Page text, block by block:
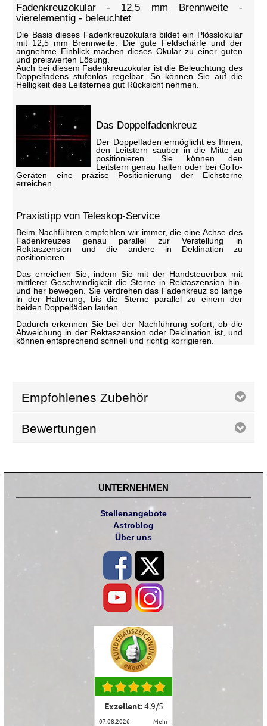
Fadenkreuzokular - 12,5 mm Brennweite -
vierelementig - beleuchtet
Die Basis dieses Fadenkreuzokulars bildet ein Plösslokular
mit 12,5 mm Brennweite. Die gute Feldschärfe und der
angnehme Einblick machen dieses Okular zu einer guten
und preiswerten Lösung.
Auch bei diesem Fadenkreuzokular ist die Beleuchtung des
Doppelfadens stufenlos regelbar. So können Sie auf die
Helligkeit des Leitsternes gut Rücksicht nehmen.
Das Doppelfadenkreuz
Der Doppelfaden ermöglicht es Ihnen,
den Leitstern sauber in die Mitte zu
positionieren. Sie können den
Leitstern genau halten oder bei GoTo-
Geräten eine präzise Positionierung der Eichsterne
erreichen.
Praxistipp von Teleskop-Service
Beim Nachführen empfehlen wir immer, die eine Achse des
Fadenkreuzes genau parallel zur Verstellung in
Rektaszension und die andere in Deklination zu
positionieren.
Das erreichen Sie, indem Sie mit der Handsteuerbox mit
mittlerer Geschwindigkeit die Sterne in Rektaszension hin-
und her bewegen. Sie verdrehen das Fadenkreuz so lange
in der Halterung, bis die Sterne parallel zu einem der
beiden Doppelfäden laufen.
Dadurch erkennen Sie bei der Nachführung sofort, ob die
Abweichung in der Rektaszension oder Deklination ist, und
können entsprechend schnell und richtig korrigieren.
Empfohlenes Zubehör
Bewertungen
UNTERNEHMEN
Stellenangebote
Astroblog
Über uns
Exzellent:4.9/5
07.08.2026 mehr